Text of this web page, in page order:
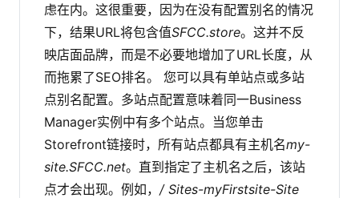
虑在内。这很重要，因为在没有配置别名的情况
下，结果URL将包含值SFCC.store。这并不反
映店面品牌，而是不必要地增加了URL长度，从
而拖累了SEO排名。
您可以具有单站点或多站
点别名配置。多站点配置意味着同一Business
Manager实例中有多个站点。当您单击
Storefront链接时，所有站点都具有主机名my-
site.SFCC.net。直到指定了主机名之后，该站
点才会出现。例如， / Sites-myFirstsite-Site